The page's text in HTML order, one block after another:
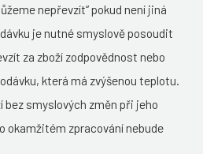
nepřevzít“ pokud není jiná
je nutné smyslově posoudit
za zboží zodpovědnost nebo
která má zvýšenou teplotu.
smyslových změn při jeho
okamžitém zpracování nebude